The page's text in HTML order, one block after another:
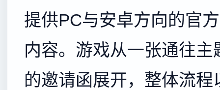
提供PC与安卓方向的官
内容。游戏从一张通往主
的邀请函展开，整体流程